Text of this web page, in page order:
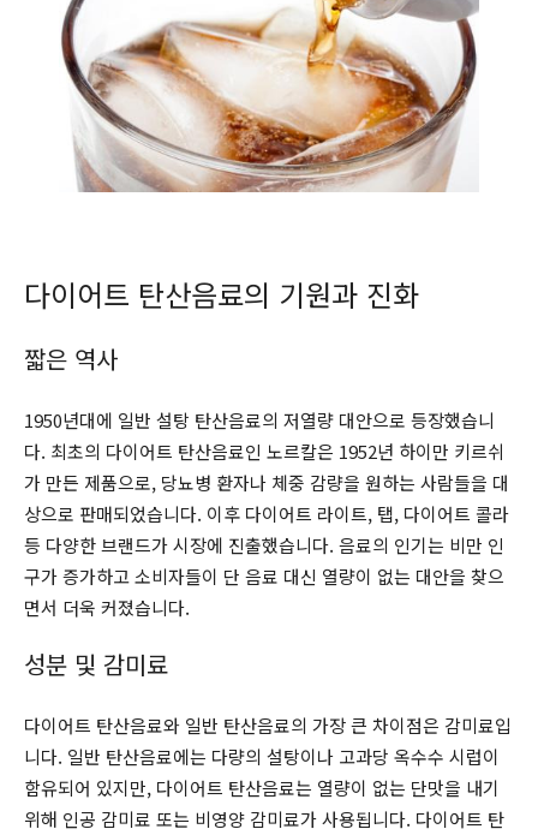
다이어트 탄산음료의 기원과 진화
짧은 역사
1950년대에 일반 설탕 탄산음료의 저열량 대안으로 등장했습니
다. 최초의 다이어트 탄산음료인 노르칼은 1952년 하이만 키르쉬
가 만든 제품으로, 당뇨병 환자나 체중 감량을 원하는 사람들을 대
상으로 판매되었습니다. 이후 다이어트 라이트, 탭, 다이어트 콜라
등 다양한 브랜드가 시장에 진출했습니다. 음료의 인기는 비만 인
구가 증가하고 소비자들이 단 음료 대신 열량이 없는 대안을 찾으
면서 더욱 커졌습니다.
성분 및 감미료
다이어트 탄산음료와 일반 탄산음료의 가장 큰 차이점은 감미료입
니다. 일반 탄산음료에는 다량의 설탕이나 고과당 옥수수 시럽이
함유되어 있지만, 다이어트 탄산음료는 열량이 없는 단맛을 내기
위해 인공 감미료 또는 비영양 감미료가 사용됩니다. 다이어트 탄